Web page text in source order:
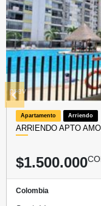
Apartamento Arriendo
ARRIENDO APTO
$1.500.000
Colombia
prev